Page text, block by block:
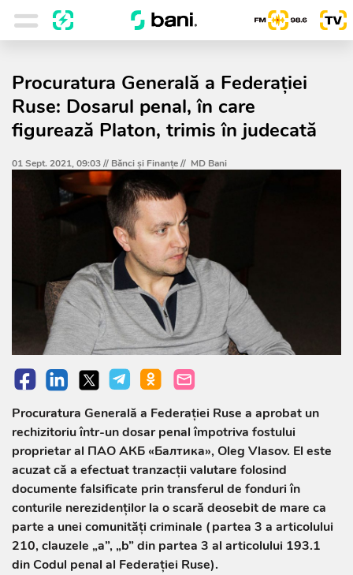
Procuratura Generală a Federației
Ruse: Dosarul penal, în care
figurează Platon, trimis în judecată
01 Sept. 2021, 09:03 // Bănci şi Finanţe// MD Bani
Procuratura Generală a Federației Ruse a aprobat un
rechizitoriu într-un dosar penal împotriva fostului
proprietar al ПАО АКБ «Балтика», Oleg Vlasov. El este
acuzat că a efectuat tranzacții valutare folosind
documente falsificate prin transferul de fonduri în
conturile nerezidenților la o scară deosebit de mare ca
parte a unei comunități criminale (partea 3 a articolului
210, clauzele „a”, „b” din partea 3 al articolului 193.1
din Codul penal al Federației Ruse).